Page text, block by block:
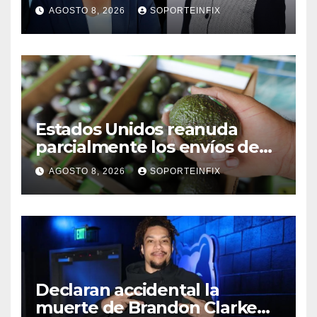
enfrentamientos
AGOSTO 8, 2026 SOPORTEINFIX
Estados Unidos reanuda
parcialmente los envíos de
aguacate desde México
AGOSTO 8, 2026 SOPORTEINFIX
Declaran accidental la
muerte de Brandon Clarke